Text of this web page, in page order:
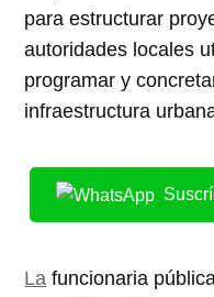
para estructurar
autoridades locales
programar y
infraestructura
La funcionaria